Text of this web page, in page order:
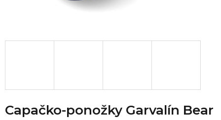
Capačko-ponožky Garvalín Bear